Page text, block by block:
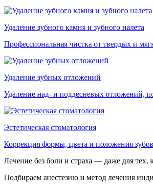
Удаление зубного камня и зубного налета
Профессиональная чистка от твердых и
Удаление зубных отложений
Удаление над- и поддесневых отложений,
Эстетическая стоматология
Коррекция формы, цвета и положения
Лечение без боли и страха — даже для тех,
Подбираем анестезию и метод лечения